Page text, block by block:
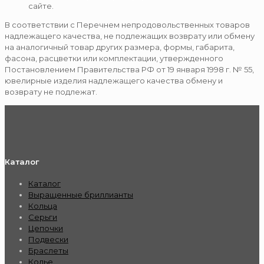
сайте.
В соответствии с Перечнем непродовольственных товаров
надлежащего качества, не подлежащих возврату или обмену
на аналогичный товар других размера, формы, габарита,
фасона, расцветки или комплектации, утвержденного
Постановлением Правительства РФ от 19 января 1998 г. № 55,
ювелирные изделия надлежащего качества обмену и
возврату не подлежат.
Каталог
Каталог
Выращенные бриллианты
Кольца
Серьги
Цепочки
Подвески
Браслеты
Колье